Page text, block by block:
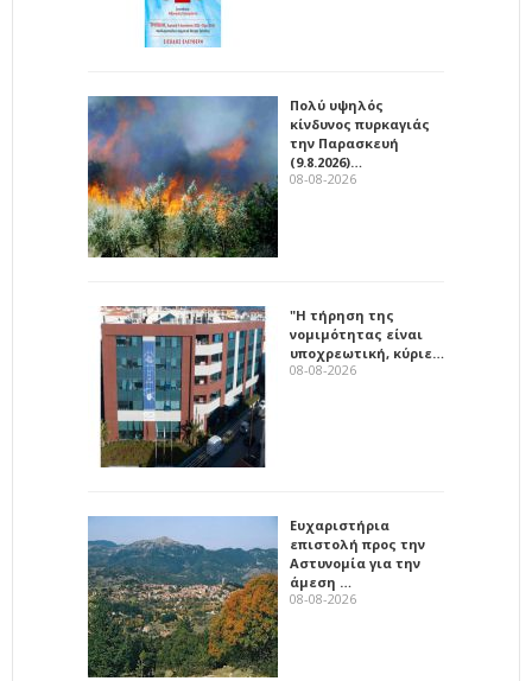
Πολύ υψηλός
κίνδυνος πυρκαγιάς
την Παρασκευή
(9.8.2026)…
08-08-2026
"Η τήρηση της
νομιμότητας είναι
υποχρεωτική, κύριε…
08-08-2026
Ευχαριστήρια
επιστολή προς την
Αστυνομία για την
άμεση …
08-08-2026